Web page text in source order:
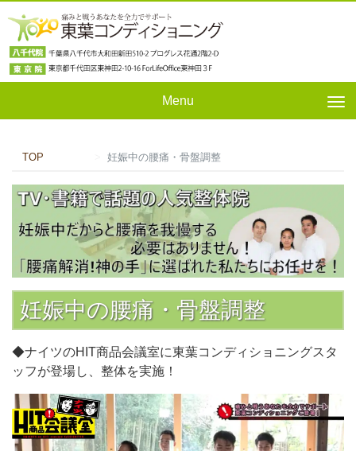
Menu
TOP 妊娠中の腰痛・骨盤調整
妊娠中の腰痛・骨盤調整
◆ナイツのHIT商品会議室に東葉コンディショニングスタ
ッフが登場し、整体を実施！